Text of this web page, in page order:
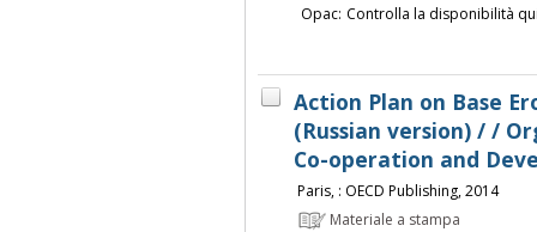
Opac: Controlla la disponibilità
Action Plan on Base
(Russian version) / /
Co-operation and
Paris, : OECD Publishing, 2014
Materiale a stampa